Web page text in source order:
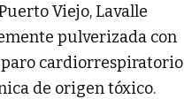
Viejo, Lavalle
pulverizada con
paro cardiorrespiratorio
de origen tóxico.